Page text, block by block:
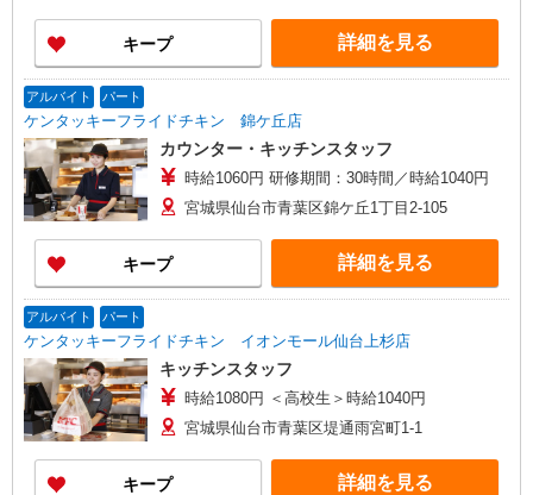
キープ 詳細を見る
アルバイト パート
ケンタッキーフライドチキン 錦ケ丘店
カウンター・キッチンスタッフ
時給1060円 研修期間：30時間／時給1040円
宮城県仙台市青葉区錦ケ丘1丁目2-105
キープ 詳細を見る
アルバイト パート
ケンタッキーフライドチキン イオンモール仙台上杉店
キッチンスタッフ
時給1080円 ＜高校生＞時給1040円
宮城県仙台市青葉区堤通雨宮町1-1
キープ 詳細を見る